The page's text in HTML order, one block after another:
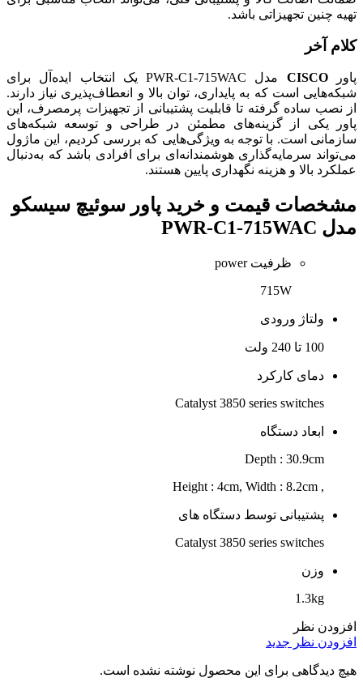
تهیه چنین تجهیزاتی باشد.
کلام آخر
پاورCISCO
مدل PWR-C1-715WAC یک انتخاب ایده‌آل برای
شبکه‌هایی است که به پایداری، توان بالا و انعطاف‌پذیری نیاز دارند.
از نصب ساده گرفته تا قابلیت پشتیبانی از تجهیزات پرمصرف، این
پاور یکی از گزینه‌های مطمئن در طراحی و توسعه شبکه‌های
سازمانی است. با توجه به ویژگی‌هایی که بررسی کردیم، این ماژول
می‌تواند سرمایه‌گذاری هوشمندانه‌ای برای افرادی باشد که به‌دنبال
عملکرد بالا و هزینه نگهداری پایین هستند.
مشخصات قیمت و خرید پاور سوئیچ سیسکو
مدل PWR-C1-715WAC
ظرفیت power
715W
ولتاژ ورودی
100 تا 240 ولت
دمای کارکرد
Catalyst 3850 series switches
ابعاد دستگاه
Depth : 30.9cm
, Height : 4cm, Width : 8.2cm
پشتیبانی توسط دستگاه های
Catalyst 3850 series switches
وزن
1.3kg
افزودن نظر
افزودن نظر جدید
هیچ دیدگاهی برای این محصول نوشته نشده است.